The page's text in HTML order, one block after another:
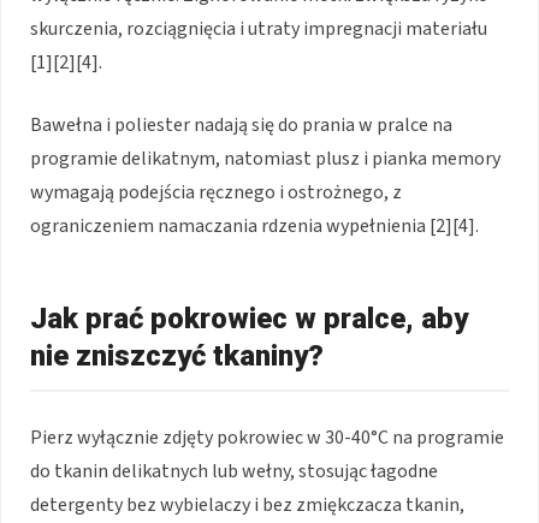
skurczenia, rozciągnięcia i utraty impregnacji materiału
[1][2][4].
Bawełna i poliester nadają się do prania w pralce na
programie delikatnym, natomiast plusz i pianka memory
wymagają podejścia ręcznego i ostrożnego, z
ograniczeniem namaczania rdzenia wypełnienia [2][4].
Jak prać pokrowiec w pralce, aby
nie zniszczyć tkaniny?
Pierz wyłącznie zdjęty pokrowiec w 30-40°C na programie
do tkanin delikatnych lub wełny, stosując łagodne
detergenty bez wybielaczy i bez zmiękczacza tkanin,